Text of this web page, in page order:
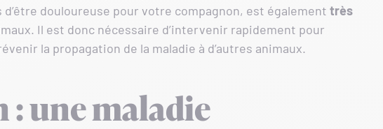
douloureuse pour votre compagnon, est également très
Il est donc nécessaire d’intervenir rapidement pour
la propagation de la maladie à d’autres animaux.
une maladie